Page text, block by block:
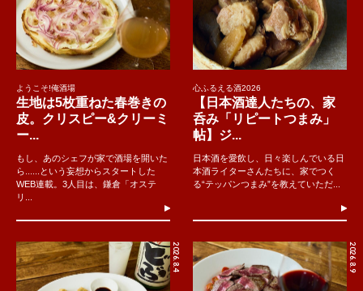
ようこそ!俺酒場
生地は5枚重ねた春巻きの
皮。クリスピー&クリーミ
ー...
もし、あのシェフが家で酒場を開いた
ら......という妄想からスタートした
WEB連載。3人目は、鎌倉「オステ
リ...
心ふるえる酒2026
【日本酒達人たちの、家
呑み「リピートつまみ」
帖】ジ...
日本酒を愛飲し、日々楽しんでいる日
本酒ライターさんたちに、家でつく
る“テッパンつまみ”を教えていただ...
2026.8.4 2026.8.9